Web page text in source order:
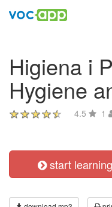
Higiena i
Hygiene
4.5 1
start learning